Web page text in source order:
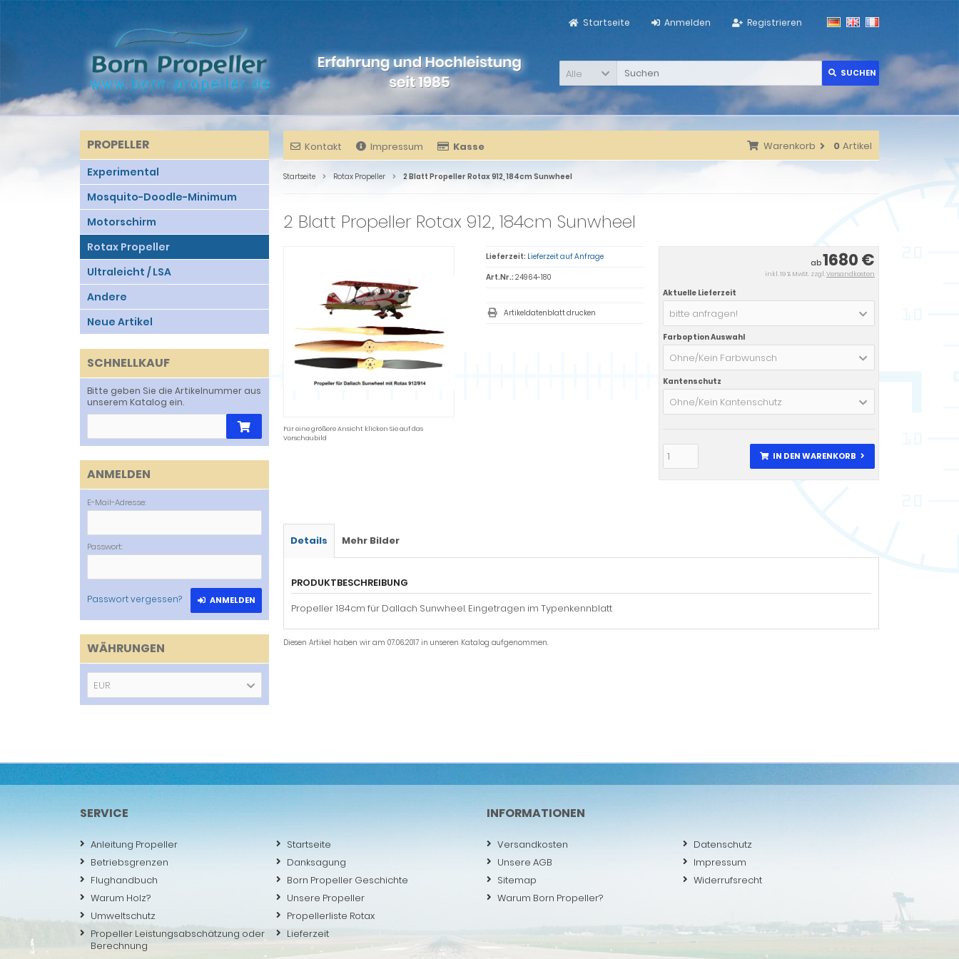
Registrieren
Anmelden
Startseite
Alle SUCHEN
Kontakt Impressum Kasse Warenkorb 0 Artikel
Startseite Rotax Propeller 2 Blatt Propeller Rotax 912, 184cm Sunwheel
2 Blatt Propeller Rotax 912, 184cm Sunwheel
Für eine größere Ansicht klicken Sie auf das
Vorschaubild
ab1680 €
inkl. 19 % MwSt. zzgl.Versandkosten
Aktuelle Lieferzeit
bitte anfragen!
Farboption Auswahl
Ohne/Kein Farbwunsch
Kantenschutz
Ohne/Kein Kantenschutz
IN DEN WARENKORB
Lieferzeit: Lieferzeit auf Anfrage
Art.Nr.: 24964-180
Artikeldatenblatt drucken
Details Mehr Bilder
PRODUKTBESCHREIBUNG
Propeller 184cm für Dallach Sunwheel. Eingetragen im Typenkennblatt
Diesen Artikel haben wir am 07.06.2017 in unseren Katalog aufgenommen.
PROPELLER
Experimental
Mosquito-Doodle-Minimum
Motorschirm
Rotax Propeller
Ultraleicht / LSA
Andere
Neue Artikel
SCHNELLKAUF
Bitte geben Sie die Artikelnummer aus
unserem Katalog ein.
ANMELDEN
E-Mail-Adresse:
Passwort:
Passwort vergessen? ANMELDEN
WÄHRUNGEN
EUR
SERVICE
Anleitung Propeller
Startseite
Betriebsgrenzen
Danksagung
Flughandbuch
Born Propeller Geschichte
Warum Holz?
Unsere Propeller
Umweltschutz
Propellerliste Rotax
Propeller Leistungsabschätzung oder
Berechnung
Lieferzeit
INFORMATIONEN
Versandkosten
Datenschutz
Unsere AGB
Impressum
Sitemap
Widerrufsrecht
Warum Born Propeller?